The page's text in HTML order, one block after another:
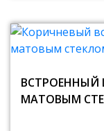
ВСТРОЕННЫЙ
МАТОВЫМ